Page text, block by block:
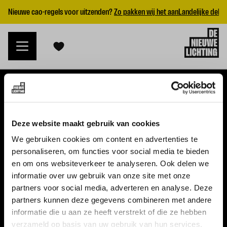
Deze website maakt gebruik van cookies
We gebruiken cookies om content en advertenties te
personaliseren, om functies voor social media te bieden
en om ons websiteverkeer te analyseren. Ook delen we
informatie over uw gebruik van onze site met onze
partners voor social media, adverteren en analyse. Deze
partners kunnen deze gegevens combineren met andere
informatie die u aan ze heeft verstrekt of die ze hebben
verzameld op basis van uw gebruik van hun services.
Nieuwe cao-regels voor uitzenden?Zo pakken wij het aanLandelijke
WERKGEVERS
Nieuwe cao uitzenden 2026
Vraag een offerte aan
VACATURES
Alle vacatures
Topvacatures